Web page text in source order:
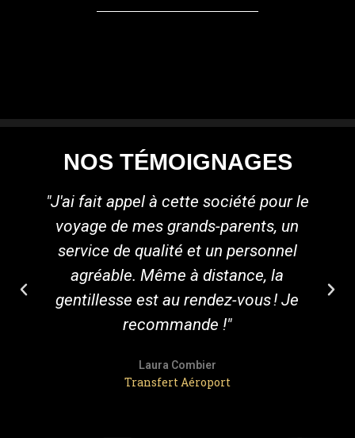
NOS TÉMOIGNAGES
"J'ai fait appel à cette société pour le
voyage de mes grands-parents, un
service de qualité et un personnel
agréable. Même à distance, la
gentillesse est au rendez-vous ! Je
recommande !"
Laura Combier
Transfert Aéroport